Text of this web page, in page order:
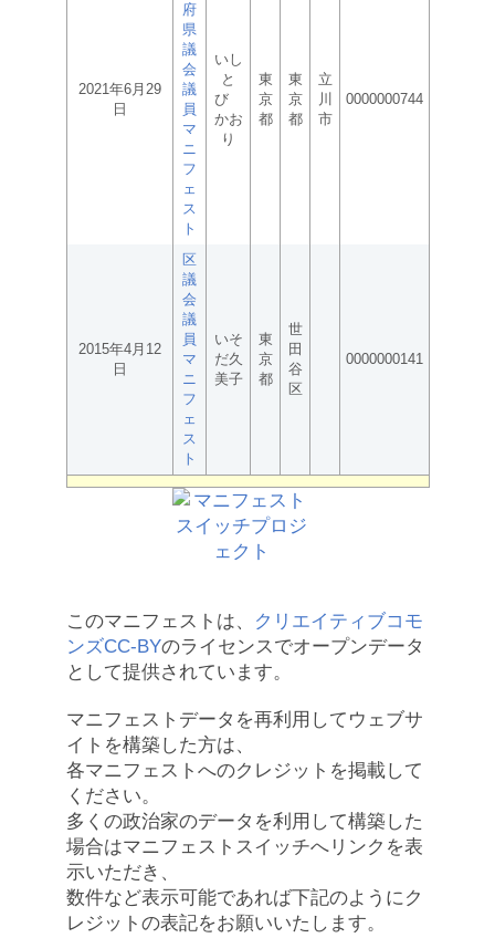
2021年6月29
日
府
県
議
会
議
員
マ
ニ
フ
ェ
ス
ト
いし
と
び
かお
り
東
京
都
東
京
都
立
川
市
0000000744
2015年4月12
日
区
議
会
議
員
マ
ニ
フ
ェ
ス
ト
いそ
だ久
美子
東
京
都
世
田
谷
区
0000000141
このマニフェストは、
クリエイティブコモ
ンズCC-BYのライセンスでオープンデータ
として提供されています。
マニフェストデータを再利用してウェブサ
イトを構築した方は、
各マニフェストへのクレジットを掲載して
ください。
多くの政治家のデータを利用して構築した
場合はマニフェストスイッチへリンクを表
示いただき、
数件など表示可能であれば下記のようにク
レジットの表記をお願いいたします。